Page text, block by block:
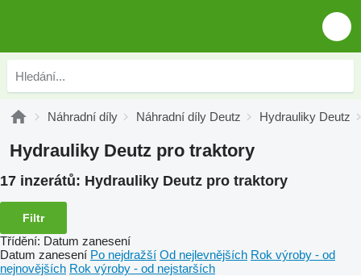
Náhradní díly Náhradní díly Deutz Hydrauliky Deutz
Hydrauliky Deutz pro traktory
17 inzerátů: Hydrauliky Deutz pro traktory
Filtr
Třídění: Datum zanesení
Datum zanesení Po nejdražší Od nejlevnějších Rok výroby - od
nejnovějších Rok výroby - od nejstarších